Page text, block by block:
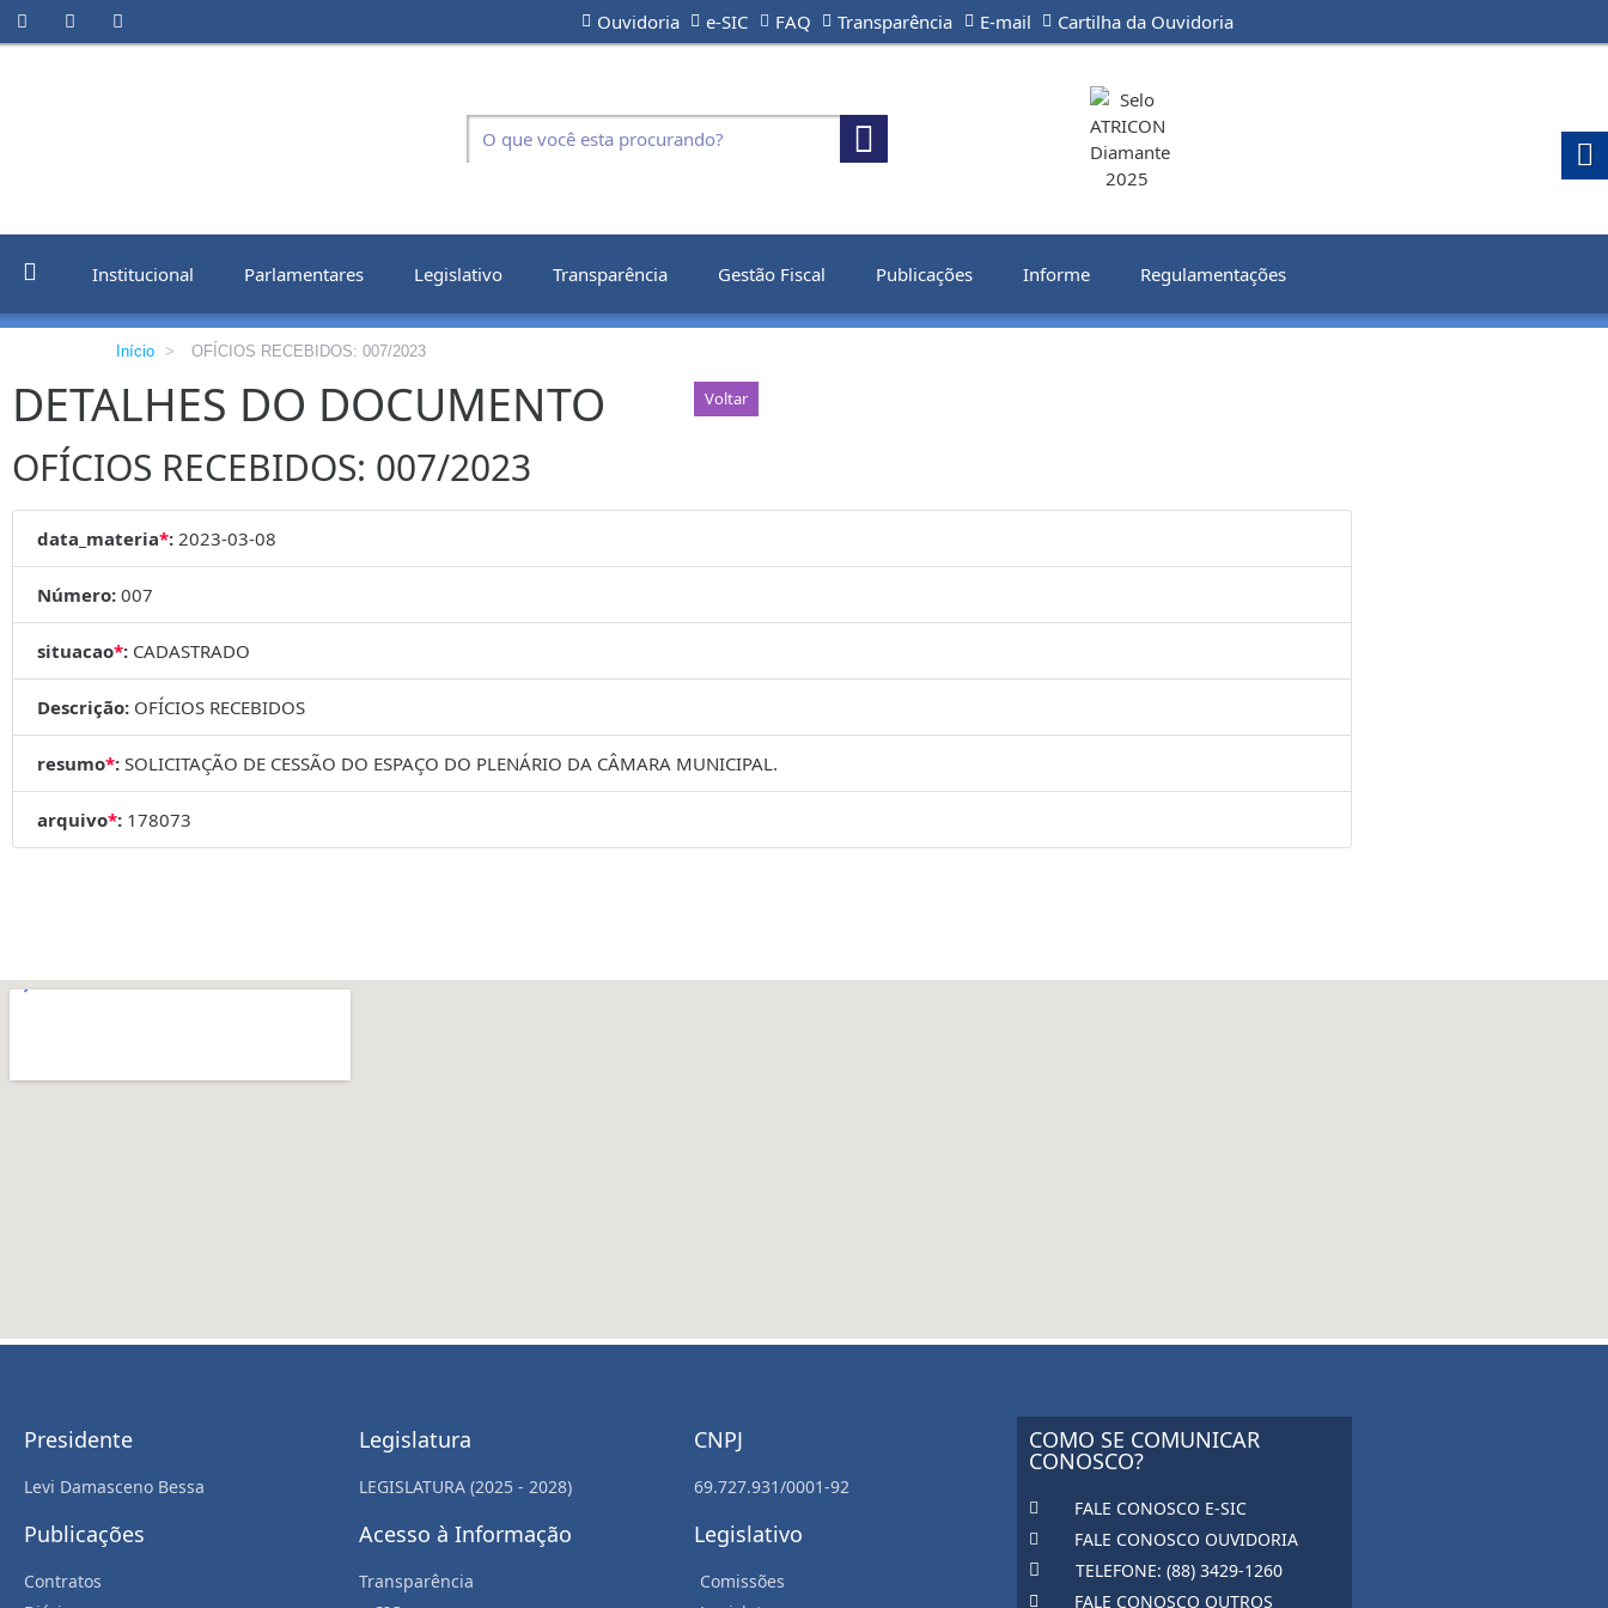
Ouvidoria e-SIC FAQ Transparência E-mail Cartilha da Ouvidoria
Institucional Parlamentares Legislativo Transparência Gestão Fiscal Publicações Informe Regulamentações
Início > OFÍCIOS RECEBIDOS: 007/2023
DETALHES DO DOCUMENTO Voltar
OFÍCIOS RECEBIDOS: 007/2023
data_materia*: 2023-03-08
Número: 007
situacao*: CADASTRADO
Descrição: OFÍCIOS RECEBIDOS
resumo*: SOLICITAÇÃO DE CESSÃO DO ESPAÇO DO PLENÁRIO DA CÂMARA MUNICIPAL.
arquivo*: 178073
Presidente
Levi Damasceno Bessa
Publicações
Contratos
Legislatura
LEGISLATURA (2025 - 2028)
Acesso à Informação
Transparência
CNPJ
69.727.931/0001-92
Legislativo
Comissões
COMO SE COMUNICAR
CONOSCO?
FALE CONOSCO E-SIC
FALE CONOSCO OUVIDORIA
TELEFONE: (88) 3429-1260
FALE CONOSCO OUTROS